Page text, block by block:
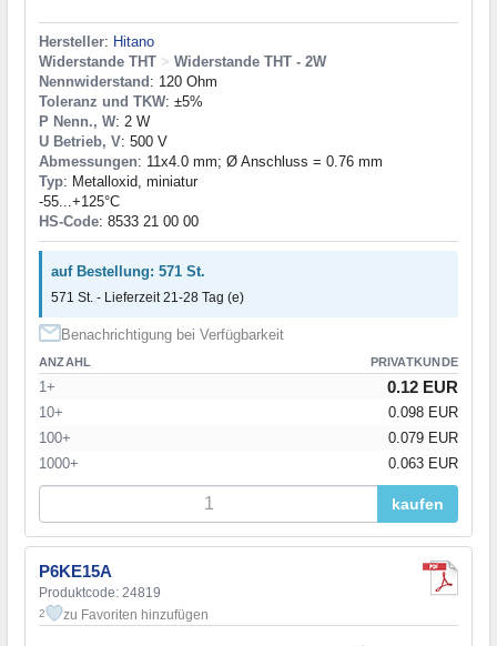
Hersteller: Hitano
Widerstande THT > Widerstande THT - 2W
Nennwiderstand : 120 Ohm
Toleranz und TKW: ±5%
P Nenn., W: 2 W
U Betrieb, V: 500 V
Abmessungen: 11x4.0 mm; Ø Anschluss = 0.76 mm
Typ: Metalloxid, miniatur
-55...+125°C
HS-Code: 8533 21 00 00
auf Bestellung: 571 St.
571 St. - Lieferzeit 21-28 Tag (e)
Benachrichtigung bei Verfügbarkeit
ANZAHL PRIVATKUNDE
1+ 0.12 EUR
10+
0.098 EUR
100+
0.079 EUR
1000+
0.063 EUR
kaufen
P6KE15A
Produktcode: 24819
2 zu Favoriten hinzufügen